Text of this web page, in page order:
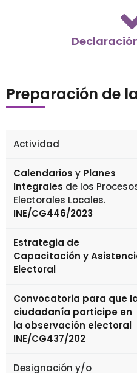
Preparación de
Actividad
Calendarios y Planes
Integrales de los
Electorales Locales.
INE/CG446/2023
Estrategia de
Capacitación y
Electoral
Convocatoria para que
ciudadanía participe en
la observación electoral
INE/CG437/202
Designación y/o